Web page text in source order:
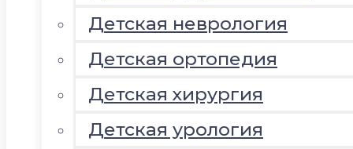
Детская неврология
Детская ортопедия
Детская хирургия
Детская урология